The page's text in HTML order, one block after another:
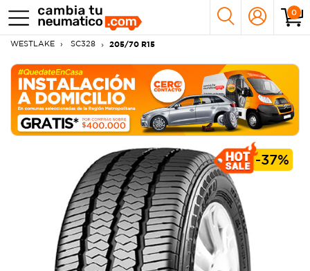
0
WESTLAKE SC328 205/70 R15
-37%